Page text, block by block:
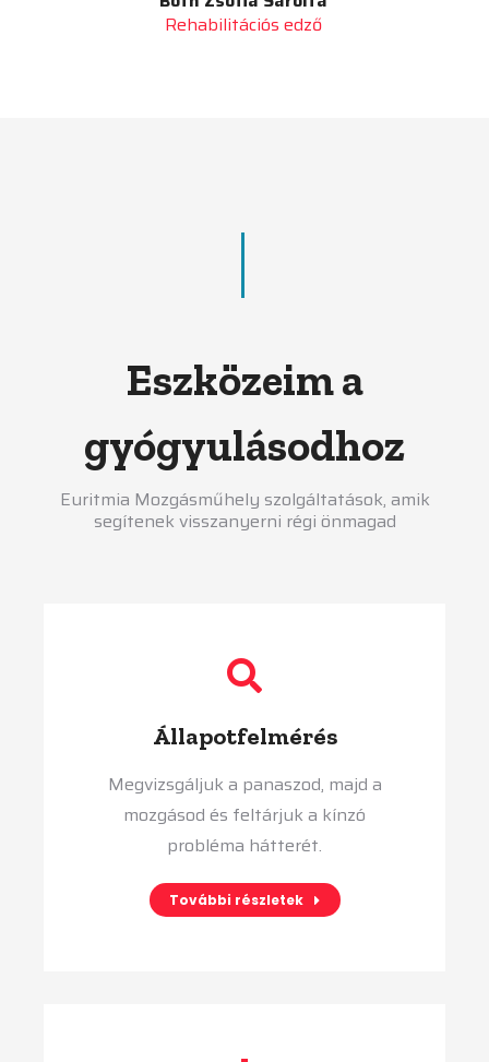
Rehabilitációs edző
Eszközeim a
gyógyulásodhoz
Euritmia Mozgásműhely szolgáltatások, amik
segítenek visszanyerni régi önmagad
Állapotfelmérés
Megvizsgáljuk a panaszod, majd a
mozgásod és feltárjuk a kínzó
probléma hátterét.
További részletek